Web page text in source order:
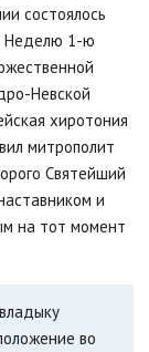
состоялось
Неделю 1-ю
Невской
хиротония
митрополит
Святейший
и
на тот момент
во